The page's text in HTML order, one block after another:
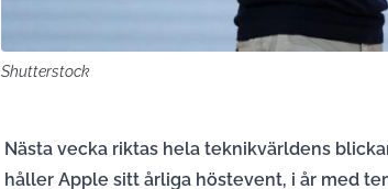
Shutterstock
Nästa vecka riktas hela teknikvärldens
håller Apple sitt årliga höstevent, i år med